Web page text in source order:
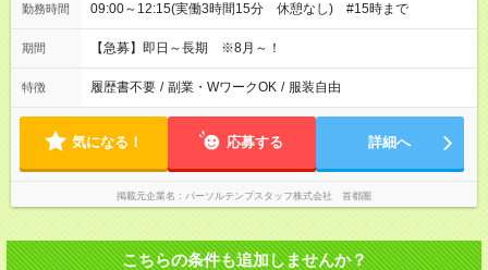
勤務時間 09:00～12:15(実働3時間15分 休憩なし) #15時まで
期間 【急募】即日～長期 ※8月～！
特徴 履歴書不要 / 副業・WワークOK / 服装自由
気になる！ 応募する 詳細へ
掲載元企業名 パーソルテンプスタッフ株式会社 首都圏
こちらの条件も追加しませんか？